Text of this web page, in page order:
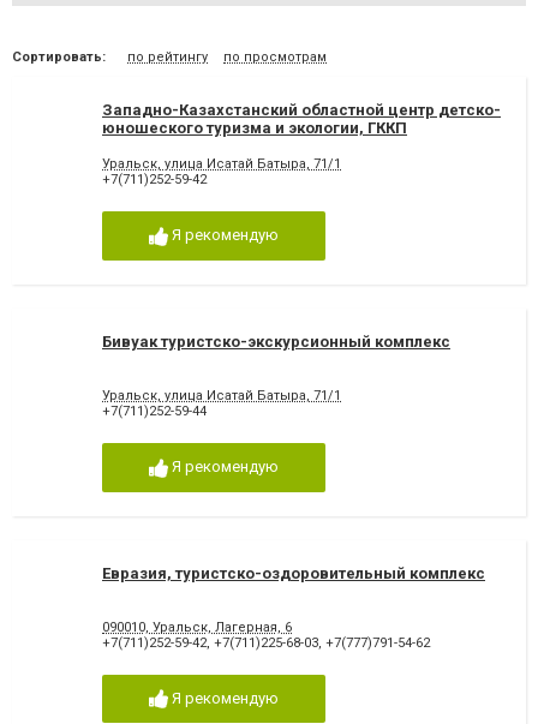
Сортировать: по рейтингу по просмотрам
Западно-Казахстанский областной центр детско-
юношеского туризма и экологии, ГККП
Уральск, улица Исатай Батыра, 71/1
+7(711)252-59-42
Я рекомендую
Бивуак туристско-экскурсионный комплекс
Уральск, улица Исатай Батыра, 71/1
+7(711)252-59-44
Я рекомендую
Евразия, туристско-оздоровительный комплекс
090010, Уральск, Лагерная, 6
+7(711)252-59-42, +7(711)225-68-03, +7(777)791-54-62
Я рекомендую